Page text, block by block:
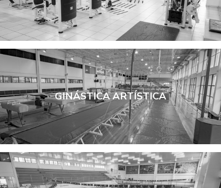
Joguem
GINÁSTICA ARTÍSTICA